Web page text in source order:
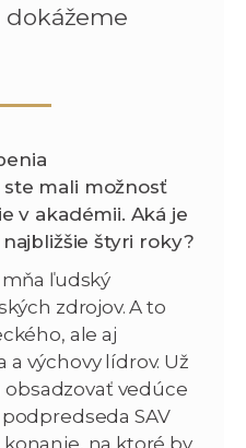
dokážeme
mali možnosť
v akadémii. Aká je
najbližšie štyri roky?
ľudský
zdrojov. A to
ale aj
výchovy lídrov. Už
vedúce
SAV
na ktoré by